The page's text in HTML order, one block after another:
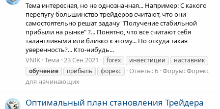
Тема интересная, но не однозначная... Например: С какого
перепугу большинство трейдеров считают, что они
самостоятельно решат задачу "Получение стабильной
прибыли на рынке" ?... Понятно, что все считают себя
талантливыми или близко к этому... Но откуда такая
уверенность?... Кто-нибудь...
VNIK Тема 23 Сен 2021 forex инвестиции
наставник
обучение
прибыль форекс Ответы: 6 Форум:Форекс
для начинающих
Оптимальный план становления Трейдера